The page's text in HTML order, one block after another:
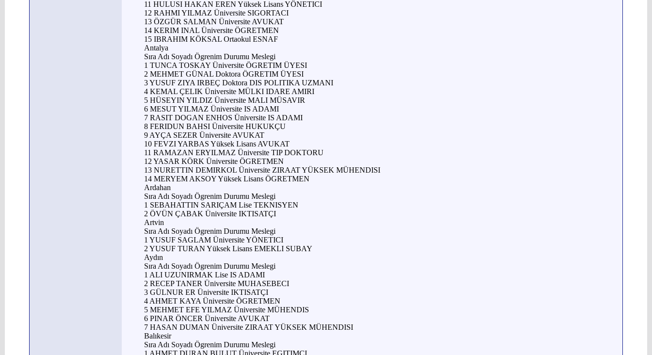
11 HULUSI HAKAN EREN Yüksek Lisans YÖNETICI
12 RAHMI YILMAZ Üniversite SIGORTACI
13 ÖZGÜR SALMAN Üniversite AVUKAT
14 KERIM INAL Üniversite ÖGRETMEN
15 IBRAHIM KÖKSAL Ortaokul ESNAF
Antalya
Sıra Adı Soyadı Ögrenim Durumu Meslegi
1 TUNCA TOSKAY Üniversite ÖGRETIM ÜYESI
2 MEHMET GÜNAL Doktora ÖGRETIM ÜYESI
3 YUSUF ZIYA IRBEÇ Doktora DIS POLITIKA UZMANI
4 KEMAL ÇELIK Üniversite MÜLKI IDARE AMIRI
5 HÜSEYIN YILDIZ Üniversite MALI MÜSAVIR
6 MESUT YILMAZ Üniversite IS ADAMI
7 RASIT DOGAN ENHOS Üniversite IS ADAMI
8 FERIDUN BAHSI Üniversite HUKUKÇU
9 AYÇA SEZER Üniversite AVUKAT
10 FEVZI YARBAS Yüksek Lisans AVUKAT
11 RAMAZAN ERYILMAZ Üniversite TIP DOKTORU
12 YASAR KÖRK Üniversite ÖGRETMEN
13 NURETTIN DEMIRKOL Üniversite ZIRAAT YÜKSEK MÜHENDISI
14 MERYEM AKSOY Yüksek Lisans ÖGRETMEN
Ardahan
Sıra Adı Soyadı Ögrenim Durumu Meslegi
1 SEBAHATTIN SARIÇAM Lise TEKNISYEN
2 ÖVÜN ÇABAK Üniversite IKTISATÇI
Artvin
Sıra Adı Soyadı Ögrenim Durumu Meslegi
1 YUSUF SAGLAM Üniversite YÖNETICI
2 YUSUF TURAN Yüksek Lisans EMEKLI SUBAY
Aydın
Sıra Adı Soyadı Ögrenim Durumu Meslegi
1 ALI UZUNIRMAK Lise IS ADAMI
2 RECEP TANER Üniversite MUHASEBECI
3 GÜLNUR ER Üniversite IKTISATÇI
4 AHMET KAYA Üniversite ÖGRETMEN
5 MEHMET EFE YILMAZ Üniversite MÜHENDIS
6 PINAR ÖNCER Üniversite AVUKAT
7 HASAN DUMAN Üniversite ZIRAAT YÜKSEK MÜHENDISI
Balıkesir
Sıra Adı Soyadı Ögrenim Durumu Meslegi
1 AHMET DURAN BULUT Üniversite EGITIMCI